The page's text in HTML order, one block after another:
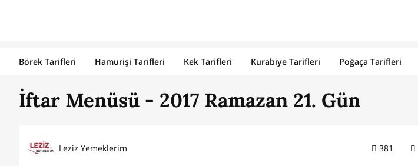
Börek Tarifleri Hamurişi Tarifleri Kek Tarifleri Kurabiye Tarifleri Poğaça Tarifleri
İftar Menüsü - 2017 Ramazan 21. Gün
Leziz Yemeklerim 381